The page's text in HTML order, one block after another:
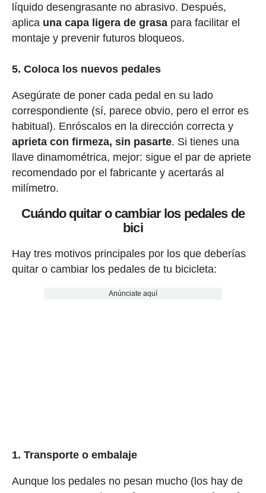
líquido desengrasante no abrasivo. Después,
aplica una capa ligera de grasapara facilitar el
montaje y prevenir futuros bloqueos.
5. Coloca los nuevos pedales
Asegúrate de poner cada pedal en su lado
correspondiente (sí, parece obvio, pero el error es
habitual). Enróscalos en la dirección correcta y
aprieta con firmeza, sin pasarte. Si tienes una
llave dinamométrica, mejor: sigue el par de apriete
recomendado por el fabricante y acertarás al
milímetro.
Cuándo quitar o cambiar los pedales de
bici
Hay tres motivos principales por los que deberías
quitar o cambiar los pedales de tu bicicleta:
Anúnciate aquí
1. Transporte o embalaje
Aunque los pedales no pesan mucho (los hay de